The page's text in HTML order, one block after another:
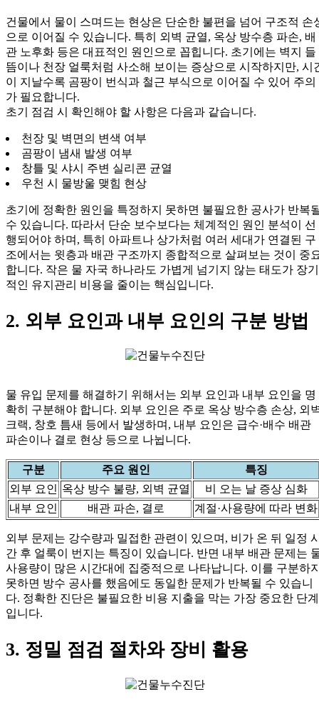
건물에서 물이 스며드는 현상은 단순한 불편을 넘어 구조적 손
으로 이어질 수 있습니다. 특히 외벽 균열, 옥상 방수층 파손, 배
관 노후화 등은 대표적인 원인으로 꼽힙니다. 초기에는 벽지 들
뜸이나 천장 얼룩처럼 사소해 보이는 증상으로 시작하지만, 시
이 지날수록 곰팡이 번식과 철근 부식으로 이어질 수 있어 주의
가 필요합니다.
초기 점검 시 확인해야 할 사항은 다음과 같습니다.
천장 및 벽면의 변색 여부
곰팡이 냄새 발생 여부
창틀 및 샤시 주변 실리콘 균열
우천 시 물방울 맺힘 현상
초기에 정확한 원인을 특정하지 못하면 불필요한 공사가 반복
수 있습니다. 따라서 단순 보수보다는 체계적인 원인 분석이 선
행되어야 하며, 특히 아파트나 상가처럼 여러 세대가 연결된 구
조에서는 윗층과 배관 구조까지 종합적으로 살펴보는 것이 중
합니다. 작은 물 자국 하나라도 가볍게 넘기지 않는 태도가 장기
적인 유지관리 비용을 줄이는 핵심입니다.
2. 외부 요인과 내부 요인의 구분 방법
물 유입 문제를 해결하기 위해서는 외부 요인과 내부 요인을 명
확히 구분해야 합니다. 외부 요인은 주로 옥상 방수층 손상, 외
크랙, 창호 틈새 등에서 발생하며, 내부 요인은 급수·배수 배관
파손이나 결로 현상 등으로 나뉩니다.
구분 주요 원인
특징
외부 요인 옥상 방수 불량, 외벽 균열
비 오는 날 증상 심화
내부 요인
배관 파손, 결로 계절·사용량에 따라 변화
외부 문제는 강수량과 밀접한 관련이 있으며, 비가 온 뒤 일정
간 후 얼룩이 번지는 특징이 있습니다. 반면 내부 배관 문제는
사용량이 많은 시간대에 집중적으로 나타납니다. 이를 구분하
못하면 방수 공사를 했음에도 동일한 문제가 반복될 수 있습니
다. 정확한 진단은 불필요한 비용 지출을 막는 가장 중요한 단계
입니다.
3. 정밀 점검 절차와 장비 활용